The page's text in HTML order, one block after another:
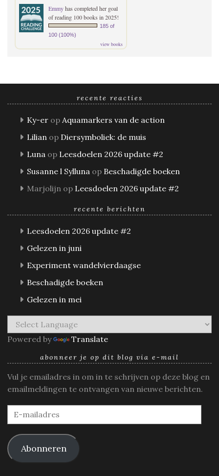
Emmyhas completed her goal
of reading 100 books in 2025!
185 of
100 (100%)
view books
recente reacties
Ky-er op Aquamarkers van de action
Lilian op Diersymboliek: de muis
Luna op Leesdoelen 2026 update #2
Susanne l Sylluna op Beschadigde boeken
Marjolijn op Leesdoelen 2026 update #2
recente berichten
Leesdoelen 2026 update #2
Gelezen in juni
Experiment wandelvierdaagse
Beschadigde boeken
Gelezen in mei
Powered by Translate
abonneer je op dit blog via e-mail
Vul je emailadres in om in te schrijven op deze blog en
emailmeldingen te ontvangen van nieuwe berichten.
E-
mailadres
Abonneren